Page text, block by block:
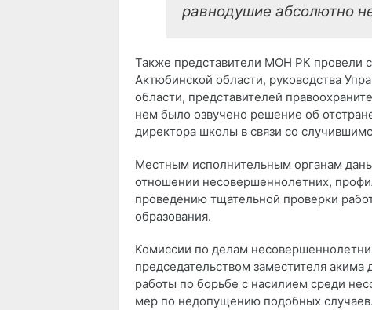
равнодушие абсолютно
Также представители МОН РК провели
Актюбинской области, руководства
области, представителей
нем было озвучено решение об
директора школы в связи со
Местным исполнительным органам
отношении несовершеннолетних,
проведению тщательной проверки
образования.
Комиссии по делам
председательством заместителя
работы по борьбе с насилием среди
мер по недопущению подобных случаев.